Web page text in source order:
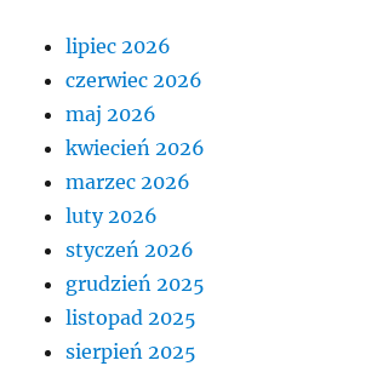
lipiec 2026
czerwiec 2026
maj 2026
kwiecień 2026
marzec 2026
luty 2026
styczeń 2026
grudzień 2025
listopad 2025
sierpień 2025